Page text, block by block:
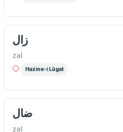
زال
zal
Hazine-i Lûgat
ضال
zal